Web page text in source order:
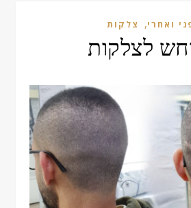
ואחרי, צלקות
לצלקות